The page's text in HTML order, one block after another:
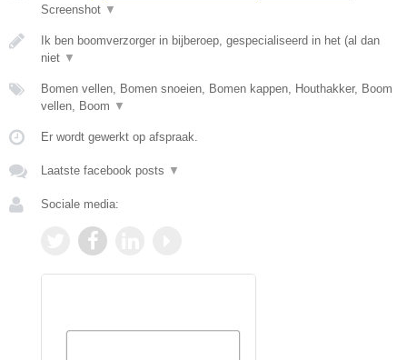
Screenshot ▼
Ik ben boomverzorger in bijberoep, gespecialiseerd in het (al dan
niet ▼
Bomen vellen, Bomen snoeien, Bomen kappen, Houthakker, Boom
vellen, Boom ▼
Er wordt gewerkt op afspraak.
Laatste facebook posts ▼
Sociale media: